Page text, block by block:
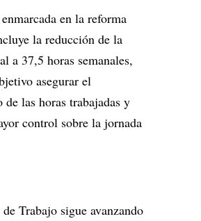
en la reforma
la reducción de la
a 37,5 horas semanales,
asegurar el
las horas trabajadas y
control sobre la jornada
Trabajo sigue avanzando